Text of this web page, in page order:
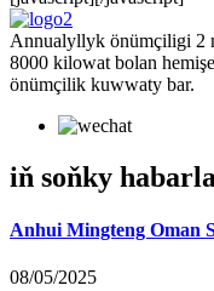
Annualyllyk önümçiligi 2
8000 kilowat bolan
önümçilik kuwwaty bar.
iň soňky
Anhui Mingteng Oman
08/05/2025